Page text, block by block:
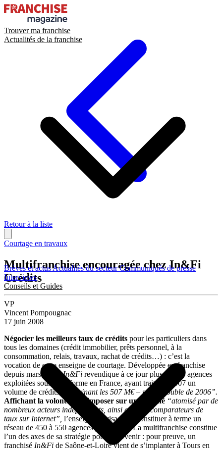
Trouver ma franchise
Actualités de la franchise
Brèves et actusActualités du secteurCommuniqués de presse
Interviews
Conseils et Guides
Retour à la liste
Courtage en travaux
Multifranchise encouragée chez In&Fi
Crédits
VP
Vincent Pompougnac
17 juin 2008
Négocier les meilleurs taux de crédits pour les particuliers dans
tous les domaines (crédit immobilier, prêts personnel, à la
consommation, relais, travaux, rachat de crédits…) : c’est la
vocation de cette enseigne de courtage. Développée en franchise
depuis mars 2004,In&Fi revendique à ce jour plus de 110 agences
exploitées sous cette forme en France, ayant traité en 2007 un
volume de crédits
“avoisinant les 507 M€ – soit le double de 2006”.
Affichant la volonté de s’imposer sur un marché “atomisé par de
nombreux acteurs indépendants, ainsi que des comparateurs de
taux sur Internet”, l’enseigne envisage de constituer à terme un
réseau de 450 à 550 agences principales. La multifranchise constitue
l’un des axes de sa stratégie pour y parvenir : pour preuve, un
franchisé In&Fi de Saône-et-Loire vient de s’implanter à Tours en